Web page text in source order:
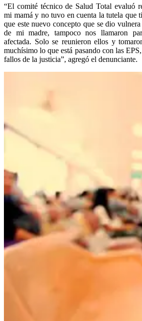
“El comité técnico de Salud Total evaluó
mi mamá y no tuvo en cuenta la tutela que
que este nuevo concepto que se dio
de mi madre, tampoco nos llamaron
afectada. Solo se reunieron ellos y
muchísimo lo que está pasando con las
fallos de la justicia”, agregó el denunciante.